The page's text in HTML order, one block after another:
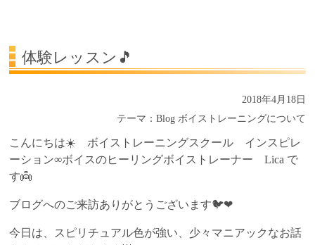
体験レッスン🎵
2018年4月18日
テーマ： Blog ボイストレーニングについて
こんにちは☀️ ボイストレーニングスクール インスピレ
ーション∞ボイスのヒーリングボイストレーナー Lica で
す👼
ブログへのご来訪ありがとうございます🐦❤
今日は、スピリチュアル色が強い、少々マニアックなお話